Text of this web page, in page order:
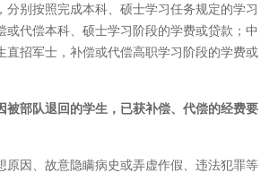
分别按照完成本科、硕士学习任务规定的学习
或代偿本科、硕士学习阶段的学费或贷款；中
直招军士，补偿或代偿高职学习阶段的学费或
被部队退回的学生，已获补偿、代偿的经费要
原因、故意隐瞒病史或弄虚作假、违法犯罪等